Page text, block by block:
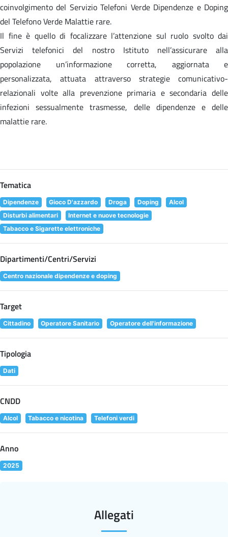
coinvolgimento del Servizio Telefoni Verde Dipendenze e Doping
del Telefono Verde Malattie rare.
Il fine è quello di focalizzare l’attenzione sul ruolo svolto dai
Servizi telefonici del nostro Istituto nell’assicurare alla
popolazione un’informazione corretta, aggiornata e
personalizzata, attuata attraverso strategie comunicativo-
relazionali volte alla prevenzione primaria e secondaria delle
infezioni sessualmente trasmesse, delle dipendenze e delle
malattie rare.
Tematica
Dipendenze Gioco D'azzardo Droga Doping
Alcol
Disturbi alimentari
Internet e nuove tecnologie
Tabacco e Sigarette elettroniche
Dipartimenti/Centri/Servizi
Centro nazionale dipendenze e doping
Target
Cittadino Operatore Sanitario Operatore dell'informazione
Tipologia
Dati
CNDD
Alcol Tabacco e nicotina Telefoni verdi
Anno
2025
Allegati